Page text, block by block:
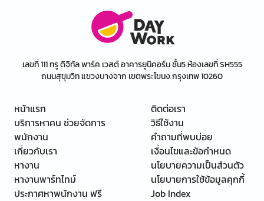
เลขที่ 111 ทรู ดิจิทัล พาร์ค เวสต์ อาคารยูนิคอร์น ชั้น5 ห้องเลขที่ SH555
ถนนสุขุมวิท แขวงบางจาก เขตพระโขนง กรุงเทพ 10260
หน้าแรก
บริการหาคน ช่วยจัดการ
พนักงาน
เกี่ยวกับเรา
หางาน
หางานพาร์ทไทม์
ประกาศหาพนักงาน ฟรี
ติดต่อเรา
วิธีใช้งาน
คำถามที่พบบ่อย
เงื่อนไขและข้อกำหนด
นโยบายความเป็นส่วนตัว
นโยบายการใช้ข้อมูลคุกกี้
Job Index